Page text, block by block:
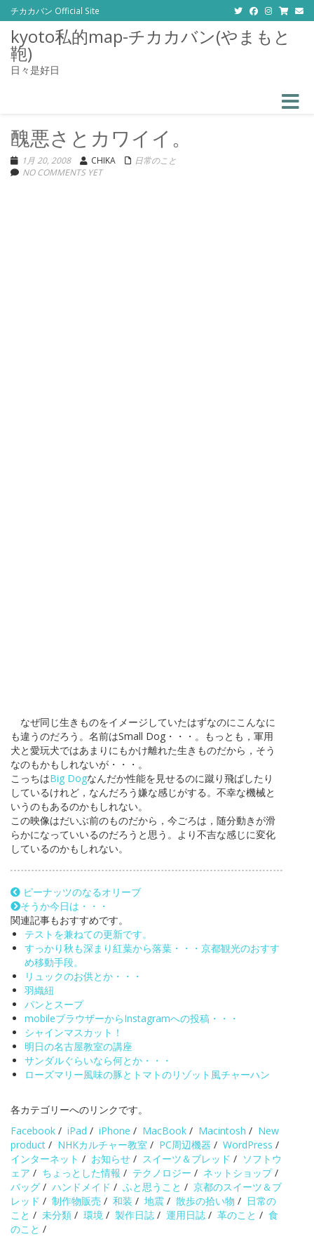
チカカバン Official Site
kyoto私的map-チカカバン(やまもと
鞄)
日々是好日
醜悪さとカワイイ。
1月 20, 2008 CHIKA
日常のこと
NO COMMENTS YET
なぜ同じ生きものをイメージしていたはずなのにこんなに
も違うのだろう。名前はSmall Dog・・・。もっとも，軍用
犬と愛玩犬ではあまりにもかけ離れた生きものだから，そう
なのもかもしれないが・・・。
こっちはBig Dogなんだか性能を見せるのに蹴り飛ばしたり
しているけれど，なんだろう嫌な感じがする。不幸な機械と
いうのもあるのかもしれない。
この映像はだいぶ前のものだから，今ごろは，随分動きが滑
らかになっていいるのだろうと思う。より不吉な感じに変化
しているのかもしれない。
ピーナッツのなるオリーブ
そうか今日は・・・
関連記事もおすすめです。
テストを兼ねての更新です。
すっかり秋も深まり紅葉から落葉・・・京都観光のおすす
め移動手段。
リュックのお供とか・・・
羽織紐
パンとスープ
mobileブラウザーからInstagramへの投稿・・・
シャインマスカット！
明日の名古屋教室の講座
サンダルぐらいなら何とか・・・
ローズマリー風味の豚とトマトのリゾット風チャーハン
各カテゴリーへのリンクです。
Facebook / iPad / iPhone / MacBook / Macintosh / New
product / NHKカルチャー教室 / PC周辺機器 / WordPress /
インターネット / お知らせ / スイーツ＆ブレッド / ソフトウ
ェア / ちょっとした情報 / テクノロジー / ネットショップ/
バッグ / ハンドメイド / ふと思うこと / 京都のスイーツ＆ブ
レッド / 制作物販売 / 和装 / 地震 / 散歩の拾い物 / 日常の
こと / 未分類 / 環境 / 製作日誌 / 運用日誌 / 革のこと / 食
のこと /